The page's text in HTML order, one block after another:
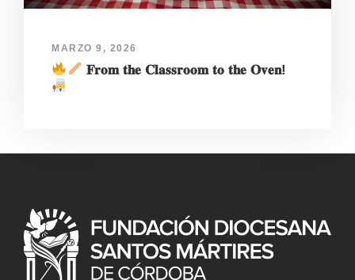
MARZO 9, 2026
𝐅𝐫𝐨𝐦 𝐭𝐡𝐞 𝐂𝐥𝐚𝐬𝐬𝐫𝐨𝐨𝐦 𝐭𝐨 𝐭𝐡𝐞 𝐎𝐯𝐞𝐧!